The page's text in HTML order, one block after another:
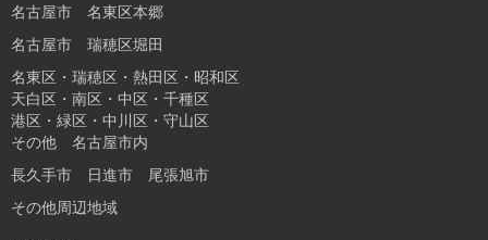
名古屋市 名東区本郷
名古屋市 瑞穂区堀田
名東区・瑞穂区・熱田区・昭和区
天白区・南区・中区・千種区
港区・緑区・中川区・守山区
その他 名古屋市内
長久手市 日進市 尾張旭市
その他周辺地域